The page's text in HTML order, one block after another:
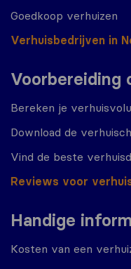
Goedkoop verhuizen
Verhuisbedrijven in
Voorbereiding
Bereken je
Download de
Vind de beste
Reviews voor
Handige
Kosten van een